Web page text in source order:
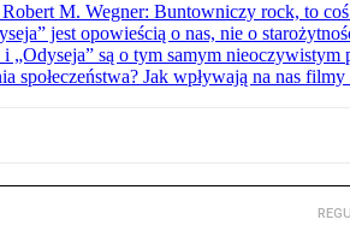
M. Wegner: Buntowniczy rock, to
jest opowieścią o nas, nie o
„Odyseja” są o tym samym nieoczywistym
społeczeństwa? Jak wpływają na nas filmy